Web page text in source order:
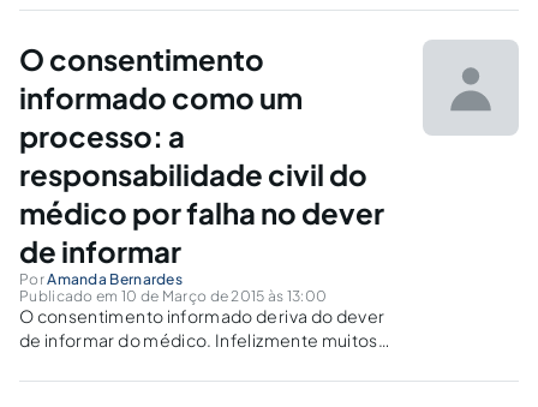
O consentimento
informado como um
processo: a
responsabilidade civil do
médico por falha no dever
de informar
PorAmanda Bernardes
Publicado em 10 de Março de 2015 às 13:00
O consentimento informado deriva do dever
de informar do médico. Infelizmente muitos
como objeto do seu dever de informar. Porém